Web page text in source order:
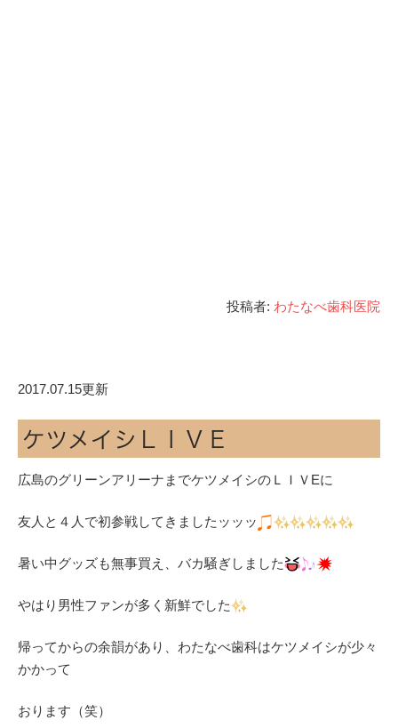
投稿者: わたなべ歯科医院
2017.07.15更新
ケツメイシＬＩＶＥ
広島のグリーンアリーナまでケツメイシのＬＩＶEに
友人と４人で初参戦してきましたッッッ
暑い中グッズも無事買え、バカ騒ぎしました
やはり男性ファンが多く新鮮でした
帰ってからの余韻があり、わたなべ歯科はケツメイシが少々
かかって
おります（笑）